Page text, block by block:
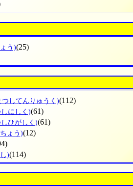
う)(25)
つしてんりゅうく)(112)
にしく)(61)
ひがしく)(61)
ょう)(12)
)(114)